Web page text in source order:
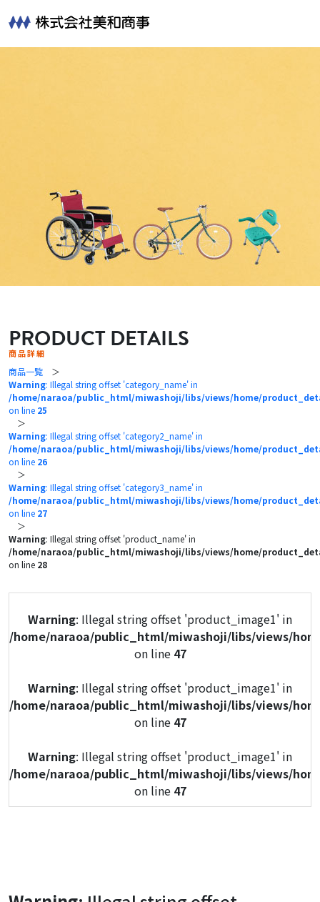
PRODUCT DETAILS
商品詳細
商品一覧 ＞
Warning: Illegal string offset 'category_name' in
/home/naraoa/public_html/miwashoji/libs/views/home/
on line 25
＞
Warning: Illegal string offset 'category2_name' in
/home/naraoa/public_html/miwashoji/libs/views/home/
on line 26
＞
Warning: Illegal string offset 'category3_name' in
/home/naraoa/public_html/miwashoji/libs/views/home/
on line 27
＞
Warning: Illegal string offset 'product_name' in
/home/naraoa/public_html/miwashoji/libs/views/home/
on line 28
Warning: Illegal string offset 'product_image1' in
/home/naraoa/public_html/miwashoji/libs/views/
on line 47
Warning: Illegal string offset 'product_image1' in
/home/naraoa/public_html/miwashoji/libs/views/
on line 47
Warning: Illegal string offset 'product_image1' in
/home/naraoa/public_html/miwashoji/libs/views/
on line 47
Warning
: Illegal string offset 'product_image1' in